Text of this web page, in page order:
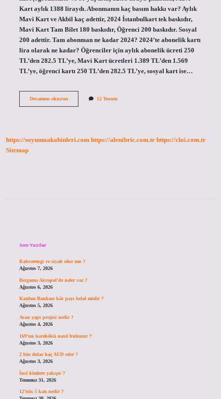
Kart aylık 1388 liraydı. Abonmanın kaç basım hakkı var? Aylık
Mavi Kart ve Akbil kaç adettir, 2024 İstanbulkart tek baskıdır,
Mavi Kart Tam Bilet 180 baskıdır, Öğrenci 200 baskıdır. Sosyal
200 adettir. Tam abonman ne kadar 2024? 2024’te abonelik kartı
lira olarak ne kadar? Öğrenciler için aylık abonelik ücreti 250
TL’den 282.5 TL’ye, Mavi Kart ücretleri 1.389 TL’den 1.569
TL’ye, öğrenci kartı 250 TL’den 282.5 TL’ye, sosyal kart ise…
Devamını okuyunAylık
12 Yorum
https://soyunmakabinleri.com https://alenibric.com.tr https://cloi.com.tr
Sitemap
Son Yazılar
Kahverengi ve siyah olur mu ?
Ağustos 7, 2026
Bergama Akropol’de neler var ?
Ağustos 6, 2026
Katılım Bankası kâr payı helal midir ?
Ağustos 5, 2026
Avan yapı projesi nedir ?
Ağustos 4, 2026
169’un karekökü nasıl bulunur ?
Ağustos 3, 2026
2 bin dolar kaç AUD eder ?
Ağustos 3, 2026
İnci kimlere yakışır ?
Temmuz 31, 2026
12’nin 5 katı nedir ?